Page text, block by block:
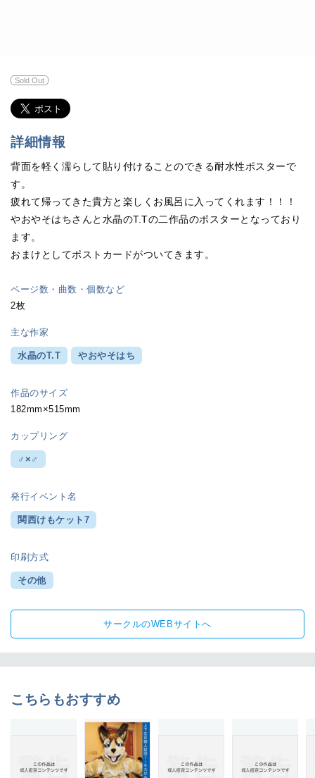
Sold Out
詳細情報
背面を軽く濡らして貼り付けることのできる耐水性ポスターで
す。
疲れて帰ってきた貴方と楽しくお風呂に入ってくれます！！！
やおやそはちさんと水晶のT.Tの二作品のポスターとなっており
ます。
おまけとしてポストカードがついてきます。
ページ数・曲数・個数など
2枚
主な作家
水晶のT.T やおやそはち
作品のサイズ
182mm×515mm
カップリング
♂×♂
発行イベント名
関西けもケット7
印刷方式
その他
サークルのWEBサイトへ
こちらもおすすめ